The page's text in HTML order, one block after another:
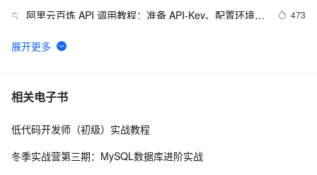
5
阿里云百炼 API 调用教程：准备 API-Key、配置环境变
473
6
阿里云百炼平台详解：官网入口链接、免费AI大模型领
7 从零搭建企业私有知识库：RAG + 大模型实战（附完
8 千问办公 QwenWork 深度解析：基于 Qwen3.8 大模
相关电子书
低代码开发师（初级）实战教程
冬季实战营第三期：MySQL数据库进阶实战